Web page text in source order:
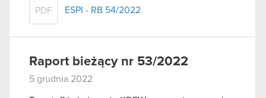
PDF ESPI - RB 54/2022
Raport bieżący nr 53/2022
5 grudnia 2022